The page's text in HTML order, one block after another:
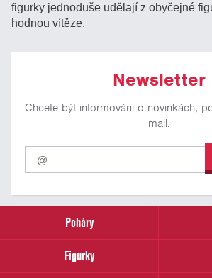
figurky jednoduše udělají z obyčejné
hodnou vítěze.
Newsletter
Chcete být informováni o novinkách,
mail.
Pro
odběr
našich
email
Poháry
Figurky